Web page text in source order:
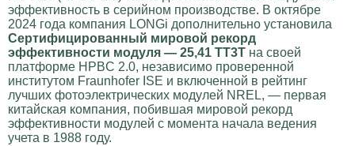
эффективность в серийном производстве. В октябре
2024 года компания LONGi дополнительно установила
Сертифицированный мировой рекорд
эффективности модуля — 25,41 ТТ3Т на своей
платформе HPBC 2.0, независимо проверенной
институтом Fraunhofer ISE и включенной в рейтинг
лучших фотоэлектрических модулей NREL, — первая
китайская компания, побившая мировой рекорд
эффективности модулей с момента начала ведения
учета в 1988 году.